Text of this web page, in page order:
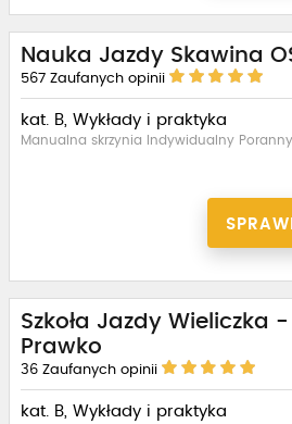
Nauka Jazdy Skawina
567 Zaufanych opinii
kat. B, Wykłady i praktyka
Manualna skrzynia Indywidualny
Szkoła Jazdy Wieliczka
Prawko
36 Zaufanych opinii
kat. B, Wykłady i praktyka